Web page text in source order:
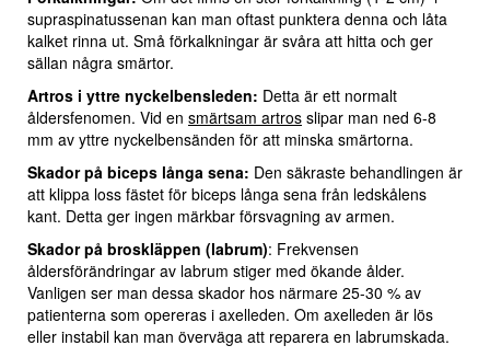
supraspinatussenan kan man oftast punktera denna och låta
kalket rinna ut. Små förkalkningar är svåra att hitta och ger
sällan några smärtor.
Artros i yttre nyckelbensleden: Detta är ett normalt
åldersfenomen. Vid en smärtsam artros slipar man ned 6-8
mm av yttre nyckelbensänden för att minska smärtorna.
Skador på biceps långa sena: Den säkraste behandlingen är
att klippa loss fästet för biceps långa sena från ledskålens
kant. Detta ger ingen märkbar försvagning av armen.
Skador på broskläppen (labrum): Frekvensen
åldersförändringar av labrum stiger med ökande ålder.
Vanligen ser man dessa skador hos närmare 25-30 % av
patienterna som opereras i axelleden. Om axelleden är lös
eller instabil kan man överväga att reparera en labrumskada.